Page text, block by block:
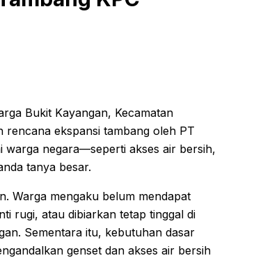
Bukit Kayangan, Kecamatan
rencana ekspansi tambang oleh PT
warga negara—seperti akses air bersih,
tanya besar.
Warga mengaku belum mendapat
rugi, atau dibiarkan tetap tinggal di
Sementara itu, kebutuhan dasar
genset dan akses air bersih